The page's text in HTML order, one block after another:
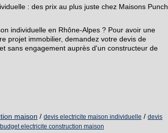
: des prix au plus juste chez Maisons Punch
individuelle en Rhône-Alpes ? Pour avoir une
projet immobilier, demandez votre devis de
sans engagement auprès d'un constructeur de
maison / devis electricite maison individuelle / devis
budget electricite construction maison